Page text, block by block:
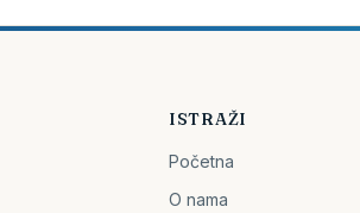
ISTRAŽI
Početna
O nama